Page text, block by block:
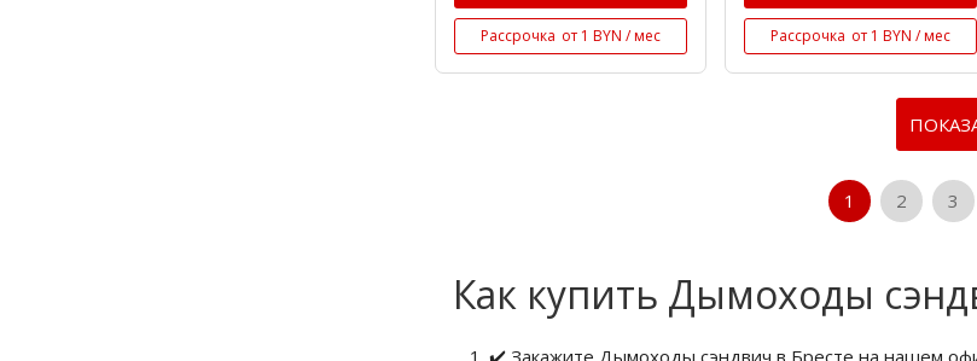
Рассрочка от 1 BYN / мес Рассрочка от 1 BYN / мес
1 2 3
Как купить Дымоходы
✔️ Закажите Дымоходы сэндвич в Бресте на нашем